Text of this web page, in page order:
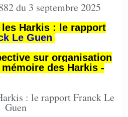
du 3 septembre 2025
Harkis : le rapport
Le Guen
sur organisation
des Harkis -
: le rapport Franck Le
Guen